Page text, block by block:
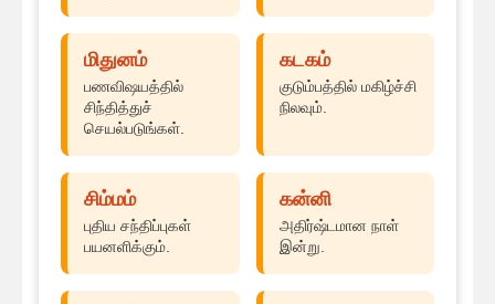
மிதுனம்
பணவிஷயத்தில்
சிந்தித்துச்
செயல்படுங்கள்.
கடகம்
குடும்பத்தில் மகிழ்ச்சி
நிலவும்.
சிம்மம்
புதிய சந்திப்புகள்
பயனளிக்கும்.
கன்னி
அதிர்ஷ்டமான நாள்
இன்று.